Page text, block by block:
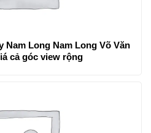
Long Nam Long Võ Văn
cả góc view rộng